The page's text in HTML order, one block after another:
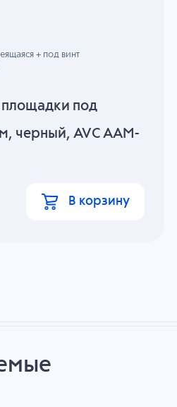
под
черный, AVC AAM-
+ под винт
В корзину